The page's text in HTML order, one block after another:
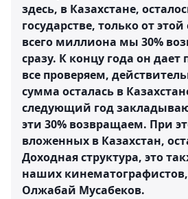
здесь, в Казахстане,
государстве, только от
всего миллиона мы 30%
сразу. К концу года он дает
все проверяем,
сумма осталась в
следующий год
эти 30% возвращаем. При
вложенных в Казахстан,
Доходная структура, это
наших кинематографистов,
Олжабай Мусабеков.